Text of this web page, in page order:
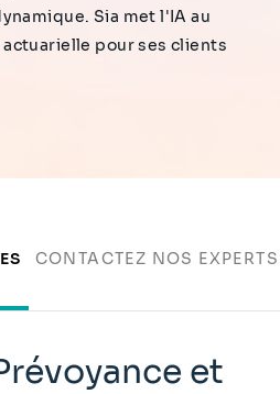
Sia met l'IA au
pour ses clients
CONTACTEZ NOS EXPERTS
et